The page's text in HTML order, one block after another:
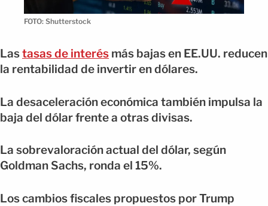
FOTO: Shutterstock
Lastasas de interés más bajas en EE.UU. reducen
la rentabilidad de invertir en dólares.
La desaceleración económica también impulsa la
baja del dólar frente a otras divisas.
La sobrevaloración actual del dólar, según
Goldman Sachs, ronda el 15%.
Los cambios fiscales propuestos por Trump